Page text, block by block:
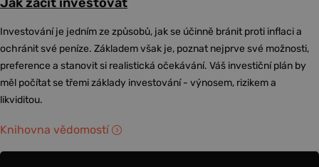
Investování je jedním ze způsobů, jak se účinně bránit proti inflaci a
ochránit své peníze. Základem však je, poznat nejprve své možnosti,
preference a stanovit si realistická očekávání. Váš investiční plán by
měl počítat se třemi základy investování - výnosem, rizikem a
likviditou.
Knihovna vědomostí